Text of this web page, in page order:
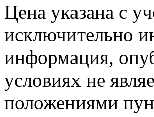
Цена указана с
исключительно
информация,
условиях не
положениями